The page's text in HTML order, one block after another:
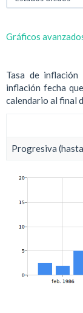
Gráficos
Tasa de
inflación fecha
calendario al final
Progresiva